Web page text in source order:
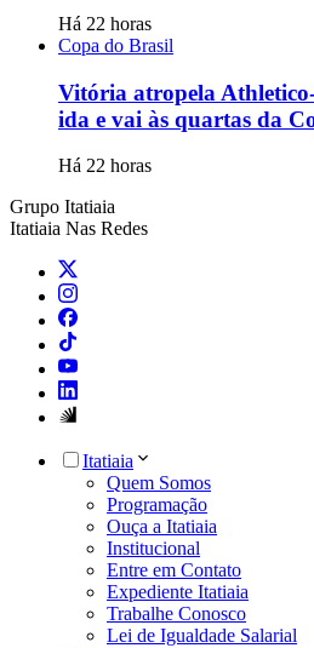
Há 22 horas
Copa do Brasil
Vitória atropela
ida e vai às quartas da
Há 22 horas
Grupo Itatiaia
Itatiaia Nas Redes
Itatiaia
Quem Somos
Programação
Ouça a Itatiaia
Institucional
Entre em Contato
Expediente Itatiaia
Trabalhe Conosco
Lei de Igualdade Salarial